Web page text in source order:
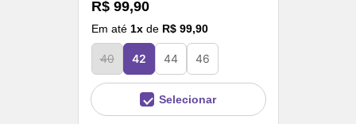
R$ 99,90
Em até 1x de R$ 99,90
40 42 44 46
Selecionar